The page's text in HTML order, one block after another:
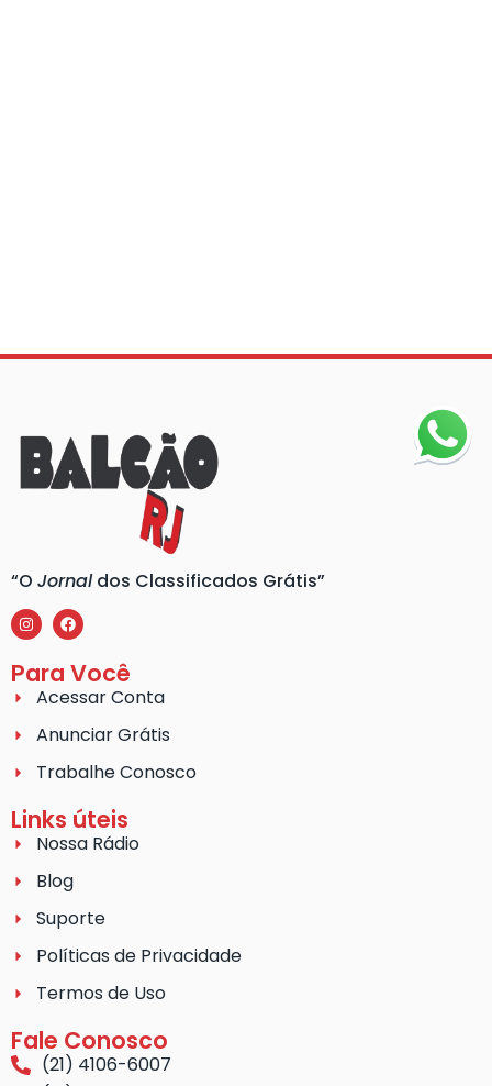
“O Jornaldos Classificados Grátis”
Para Você
Acessar Conta
Anunciar Grátis
Trabalhe Conosco
Links úteis
Nossa Rádio
Blog
Suporte
Políticas de Privacidade
Termos de Uso
Fale Conosco
(21) 4106-6007